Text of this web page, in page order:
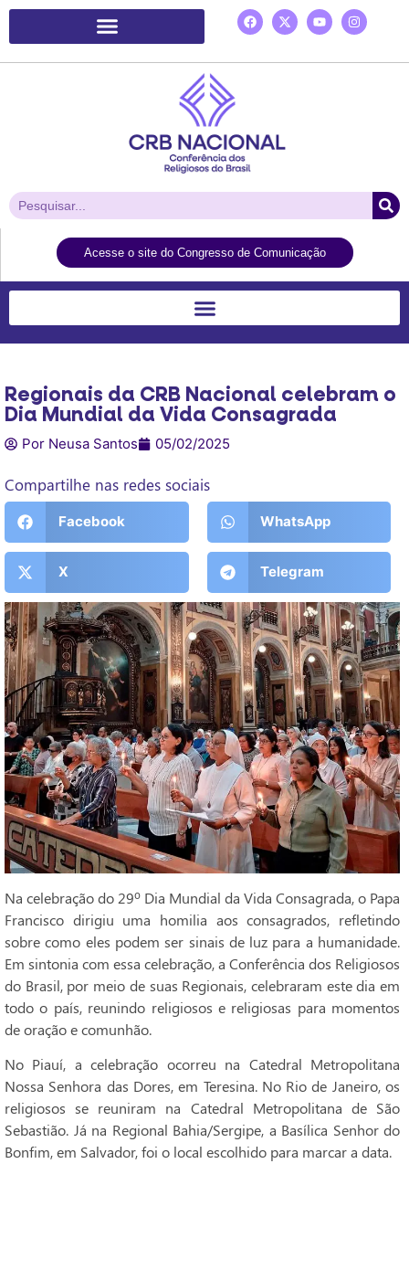
Acesse o site do Congresso de Comunicação
Regionais da CRB Nacional celebram o
Dia Mundial da Vida Consagrada
Por Neusa Santos 05/02/2025
Compartilhe nas redes sociais
Facebook WhatsApp
X Telegram
Na celebração do 29º Dia Mundial da Vida Consagrada, o Papa
Francisco dirigiu uma homilia aos consagrados, refletindo
sobre como eles podem ser sinais de luz para a humanidade.
Em sintonia com essa celebração, a Conferência dos Religiosos
do Brasil, por meio de suas Regionais, celebraram este dia em
todo o país, reunindo religiosos e religiosas para momentos
de oração e comunhão.
No Piauí, a celebração ocorreu na Catedral Metropolitana
Nossa Senhora das Dores, em Teresina. No Rio de Janeiro, os
religiosos se reuniram na Catedral Metropolitana de São
Sebastião. Já na Regional Bahia/Sergipe, a Basílica Senhor do
Bonfim, em Salvador, foi o local escolhido para marcar a data.